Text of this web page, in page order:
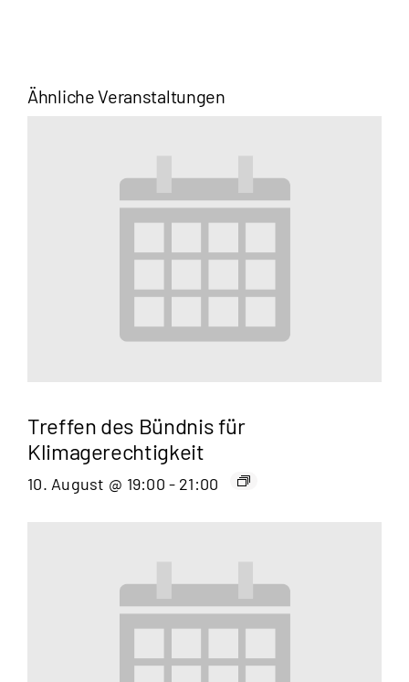
Ähnliche Veranstaltungen
Treffen des Bündnis für
Klimagerechtigkeit
10. August @ 19:00 - 21:00